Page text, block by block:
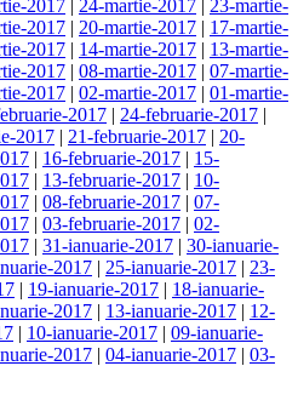
2017 | 24-martie-2017 | 23-martie-
2017 | 20-martie-2017 | 17-martie-
2017 | 14-martie-2017 | 13-martie-
2017 | 08-martie-2017 | 07-martie-
2017 | 02-martie-2017 | 01-martie-
2017 | 24-februarie-2017 |
2017 | 21-februarie-2017 | 20-
| 16-februarie-2017 | 15-
| 13-februarie-2017 | 10-
| 08-februarie-2017 | 07-
| 03-februarie-2017 | 02-
| 31-ianuarie-2017 | 30-ianuarie-
2017 | 25-ianuarie-2017 | 23-
| 19-ianuarie-2017 | 18-ianuarie-
2017 | 13-ianuarie-2017 | 12-
| 10-ianuarie-2017 | 09-ianuarie-
2017 | 04-ianuarie-2017 | 03-